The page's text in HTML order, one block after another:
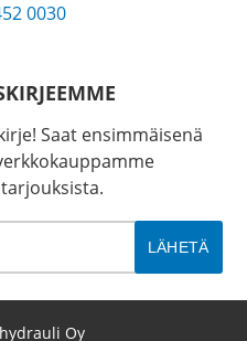
0030
Saat ensimmäisenä
Oy